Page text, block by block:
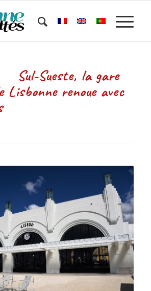
la gare
Lisbonne renoue avec